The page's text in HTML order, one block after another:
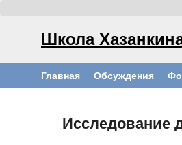
Школа
Главная Обсуждения
Исследование